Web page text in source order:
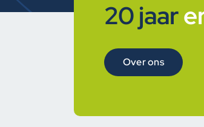
20 jaar
Over ons